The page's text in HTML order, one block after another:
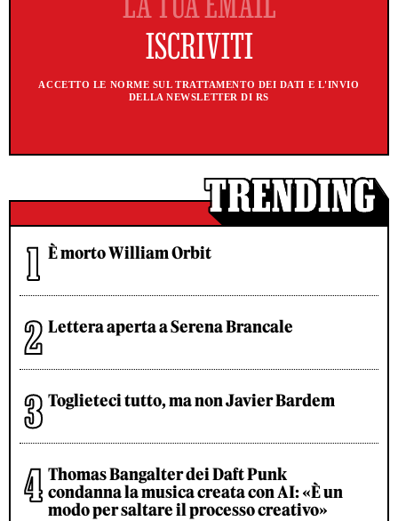
ACCETTO LE NORME SUL TRATTAMENTO DEI DATI E L'INVIO
DELLA NEWSLETTER DI RS
È morto William Orbit
Lettera aperta a Serena Brancale
Toglieteci tutto, ma non Javier Bardem
Thomas Bangalter dei Daft Punk
condanna la musica creata con AI: «È un
modo per saltare il processo creativo»